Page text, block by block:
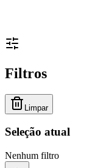
Filtros
Limpar
Seleção atual
Nenhum filtro